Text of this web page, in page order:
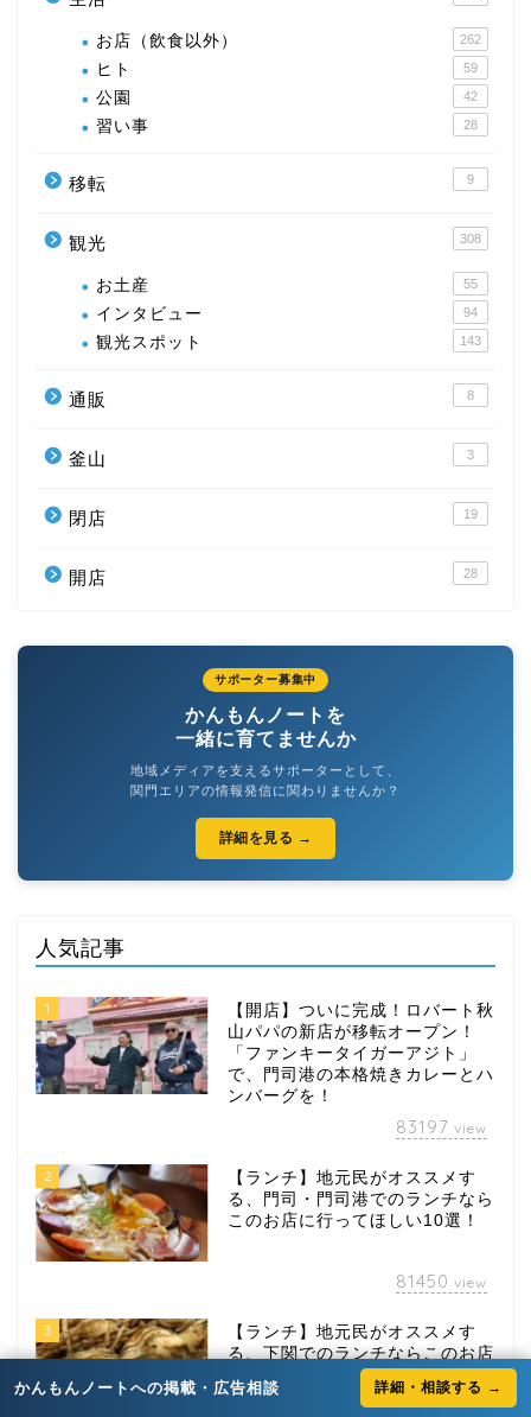
お店（飲食以外） 262
ヒト 59
公園 42
習い事 28
移転 9
観光 308
お土産 55
インタビュー 94
観光スポット 143
通販 8
釜山 3
閉店 19
開店 28
サポーター募集中
かんもんノートを
一緒に育てませんか
地域メディアを支えるサポーターとして、
関門エリアの情報発信に関わりませんか？
詳細を見る →
人気記事
1
【開店】ついに完成！ロバート秋
山パパの新店が移転オープン！
「ファンキータイガーアジト」
で、門司港の本格焼きカレーとハ
ンバーグを！
83197 view
2
【ランチ】地元民がオススメす
る、門司・門司港でのランチなら
このお店に行ってほしい10選！
81450 view
3
【ランチ】地元民がオススメす
る、下関でのランチならこのお店
に行ってほしい10選！
かんもんノートへの掲載・広告相談 詳細・相談する →